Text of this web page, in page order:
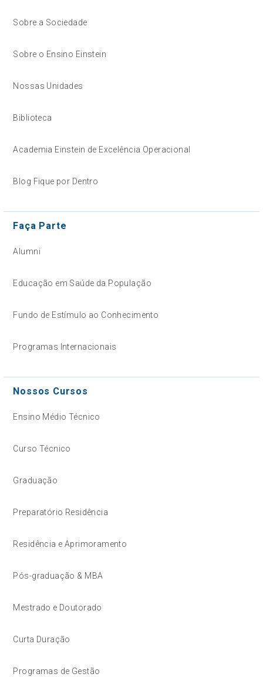
Sobre a Sociedade
Sobre o Ensino Einstein
Nossas Unidades
Biblioteca
Academia Einstein de Excelência Operacional
Blog Fique por Dentro
Faça Parte
Alumni
Educação em Saúde da População
Fundo de Estímulo ao Conhecimento
Programas Internacionais
Nossos Cursos
Ensino Médio Técnico
Curso Técnico
Graduação
Preparatório Residência
Residência e Aprimoramento
Pós-graduação & MBA
Mestrado e Doutorado
Curta Duração
Programas de Gestão